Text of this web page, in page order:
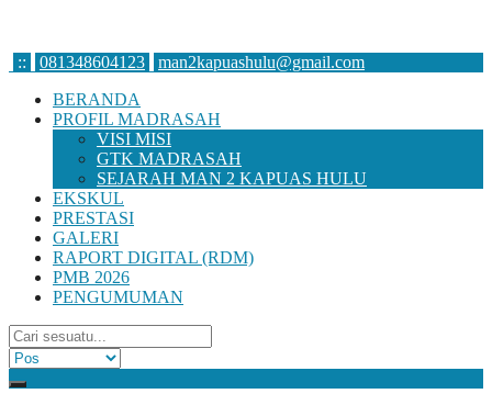
:: 081348604123
man2kapuashulu@gmail.com
BERANDA
PROFIL MADRASAH
VISI MISI
GTK MADRASAH
SEJARAH MAN 2 KAPUAS HULU
EKSKUL
PRESTASI
GALERI
RAPORT DIGITAL (RDM)
PMB 2026
PENGUMUMAN